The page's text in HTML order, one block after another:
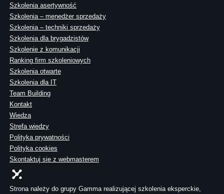
Szkolenia asertywność
Szkolenia – menedżer sprzedaży
Szkolenia – techniki sprzedaży
Szkolenia dla brygadzistów
Szkolenie z komunikacji
Ranking firm szkoleniowych
Szkolenia otwarte
Szkolenia dla IT
Team Building
Kontakt
Wiedza
Strefa wiedzy
Polityka prywatności
Polityka cookies
Skontaktuj sie z webmasterem
Strona należy do grupy Gamma realizującej szkolenia eksperckie,